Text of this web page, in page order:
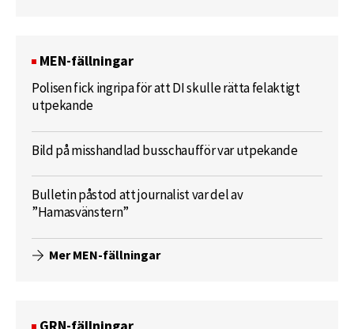
MEN-fällningar
Polisen fick ingripa för att DI skulle rätta felaktigt
utpekande
Bild på misshandlad busschaufför var utpekande
Bulletin påstod att journalist var del av
”Hamasvänstern”
Mer MEN-fällningar